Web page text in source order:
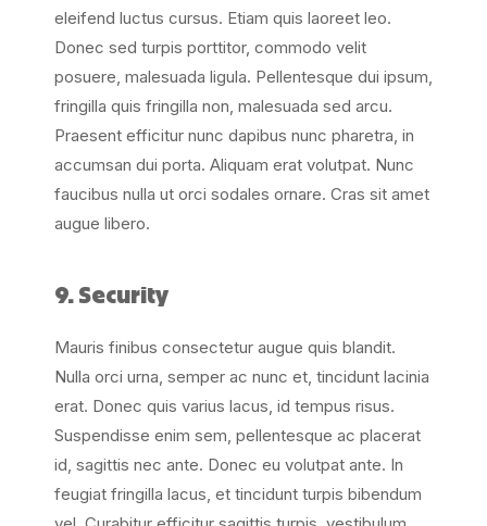
eleifend luctus cursus. Etiam quis laoreet leo.
Donec sed turpis porttitor, commodo velit
posuere, malesuada ligula. Pellentesque dui ipsum,
fringilla quis fringilla non, malesuada sed arcu.
Praesent efficitur nunc dapibus nunc pharetra, in
accumsan dui porta. Aliquam erat volutpat. Nunc
faucibus nulla ut orci sodales ornare. Cras sit amet
augue libero.
9. Security
Mauris finibus consectetur augue quis blandit.
Nulla orci urna, semper ac nunc et, tincidunt lacinia
erat. Donec quis varius lacus, id tempus risus.
Suspendisse enim sem, pellentesque ac placerat
id, sagittis nec ante. Donec eu volutpat ante. In
feugiat fringilla lacus, et tincidunt turpis bibendum